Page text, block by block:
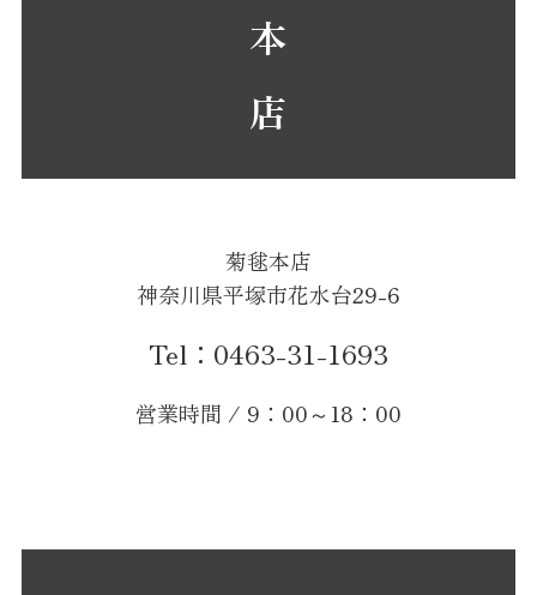
菊毬本店
神奈川県平塚市花水台29-6
Tel：0463-31-1693
営業時間 / 9：00～18：00